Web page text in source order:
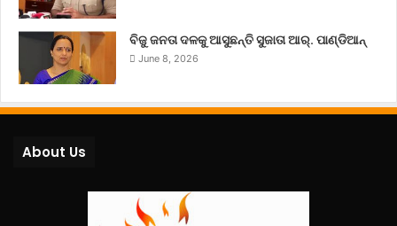
ବିଜୁ ଜନତା ଦଳକୁ ଆସୁଛନ୍ତି ସୁଜାତା ଆର୍‌. ପାଣ୍ଡିଆନ୍
June 8, 2026
About Us